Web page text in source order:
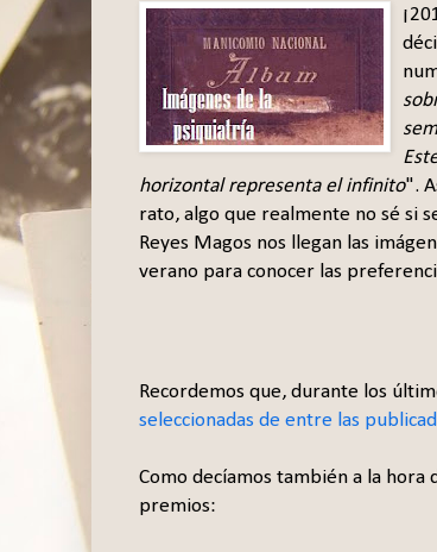
horizontal representa el infinito".
rato, algo que realmente no sé si
Reyes Magos nos llegan las
verano para conocer las
Recordemos que, durante los
seleccionadas de entre las
Como decíamos también a la hora
premios: